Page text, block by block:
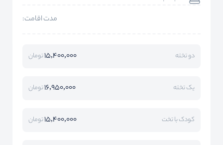
مدت اقامت:
دو تخته 15,400,000تومان
یک تخته 16,950,000تومان
کودک با تخت 15,400,000تومان